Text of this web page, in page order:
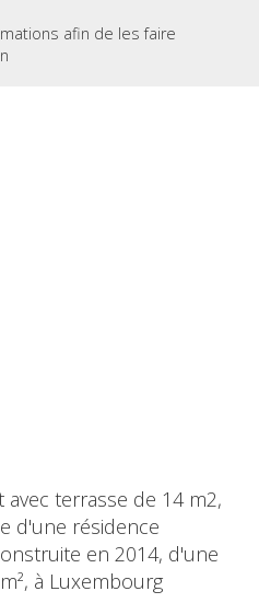
afin de les faire
terrasse de 14 m2,
d'une résidence
en 2014, d'une
à Luxembourg